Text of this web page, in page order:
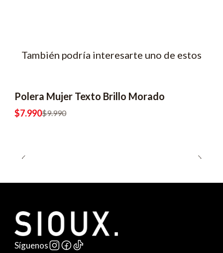
También podría interesarte uno de estos
Polera Mujer Texto Brillo Morado
$7.990$9.990
Síguenos